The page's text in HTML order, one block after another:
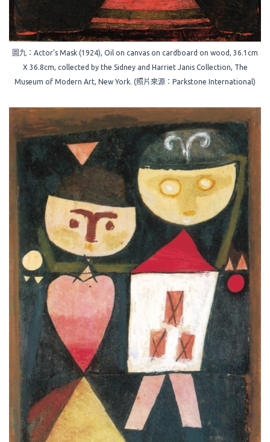
圖九：Actor’s Mask (1924), Oil on canvas on cardboard on wood, 36.1cm
X 36.8cm, collected by the Sidney and Harriet Janis Collection, The
Museum of Modern Art, New York. (照片來源：Parkstone International)